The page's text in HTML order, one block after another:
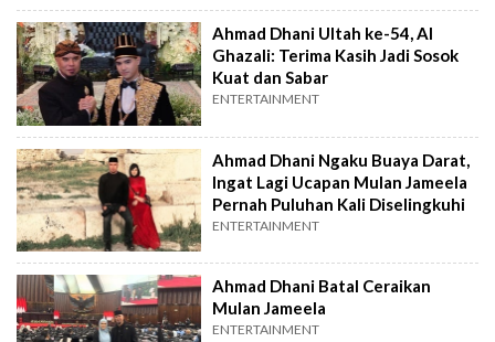
Ahmad Dhani Ultah ke-54, Al
Ghazali: Terima Kasih Jadi Sosok
Kuat dan Sabar
ENTERTAINMENT
Ahmad Dhani Ngaku Buaya Darat,
Ingat Lagi Ucapan Mulan Jameela
Pernah Puluhan Kali Diselingkuhi
ENTERTAINMENT
Ahmad Dhani Batal Ceraikan
Mulan Jameela
ENTERTAINMENT